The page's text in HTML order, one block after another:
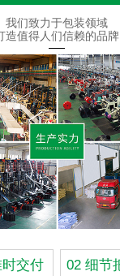
我们致力于包装领域
造值得人们信赖的品牌
交付 02 细节